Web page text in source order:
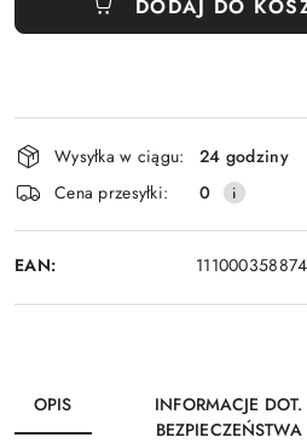
DODAJ DO
Wyślij
Dostępność
i
dostawa
Wysyłka w ciągu:
24 godziny
Cena przesyłki:
0
EAN:
OPIS
INFORMACJE DOT.
BEZPIECZEŃSTWA